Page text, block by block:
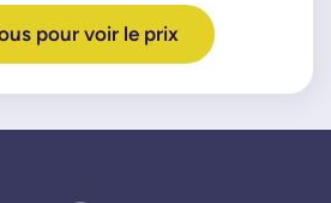
pour voir le prix